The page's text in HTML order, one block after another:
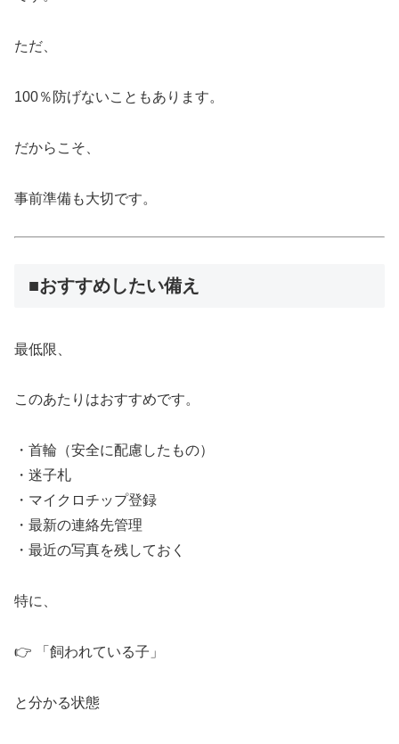
ただ、
100％防げないこともあります。
だからこそ、
事前準備も大切です。
■おすすめしたい備え
最低限、
このあたりはおすすめです。
・首輪（安全に配慮したもの）
・迷子札
・マイクロチップ登録
・最新の連絡先管理
・最近の写真を残しておく
特に、
👉 「飼われている子」
と分かる状態